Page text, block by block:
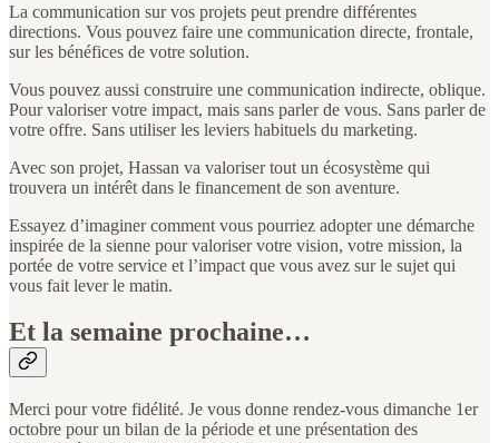
La communication sur vos projets peut prendre différentes
directions. Vous pouvez faire une communication directe, frontale,
sur les bénéfices de votre solution.
Vous pouvez aussi construire une communication indirecte, oblique.
Pour valoriser votre impact, mais sans parler de vous. Sans parler de
votre offre. Sans utiliser les leviers habituels du marketing.
Avec son projet, Hassan va valoriser tout un écosystème qui
trouvera un intérêt dans le financement de son aventure.
Essayez d’imaginer comment vous pourriez adopter une démarche
inspirée de la sienne pour valoriser votre vision, votre mission, la
portée de votre service et l’impact que vous avez sur le sujet qui
vous fait lever le matin.
Et la semaine prochaine…
Merci pour votre fidélité. Je vous donne rendez-vous dimanche 1er
octobre pour un bilan de la période et une présentation des